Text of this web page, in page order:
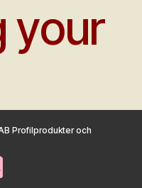
your
Profilprodukter och